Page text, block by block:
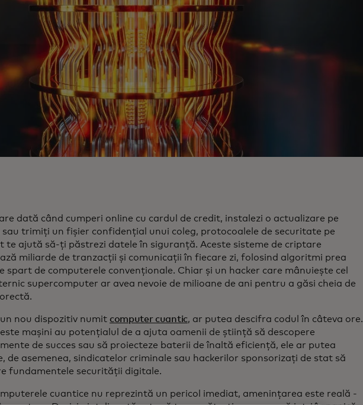
dată când cumperi online cu cardul de credit, instalezi o actualizare pe
trimiți un fișier confidențial unui coleg, protocoalele de securitate pe
te ajută să-ți păstrezi datele în siguranță. Aceste sisteme de criptare
miliarde de tranzacții și comunicații în fiecare zi, folosind algoritmi prea
spart de computerele convenționale. Chiar și un hacker care mânuiește cel
supercomputer ar avea nevoie de milioane de ani pentru a găsi cheia de
nou dispozitiv numit computer cuantic, ar putea descifra codul în câteva ore.
mașini au potențialul de a ajuta oamenii de știință să descopere
de succes sau să proiecteze baterii de înaltă eficiență, ele ar putea
de asemenea, sindicatelor criminale sau hackerilor sponsorizați de stat să
fundamentele securității digitale.
cuantice nu reprezintă un pericol imediat, amenințarea este reală -